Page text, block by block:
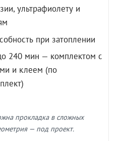
ультрафиолету и
при затоплении
240 мин — комплектом с
и клеем (по
прокладка в сложных
— под проект.